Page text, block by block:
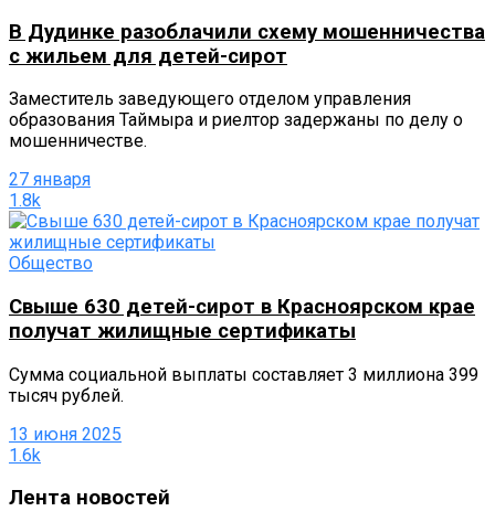
В Дудинке разоблачили схему мошенничества
с жильем для детей-сирот
Заместитель заведующего отделом управления
образования Таймыра и риелтор задержаны по делу о
мошенничестве.
27 января
1.8k
Общество
Свыше 630 детей-сирот в Красноярском крае
получат жилищные сертификаты
Сумма социальной выплаты составляет 3 миллиона 399
тысяч рублей.
13 июня 2025
1.6k
Лента новостей